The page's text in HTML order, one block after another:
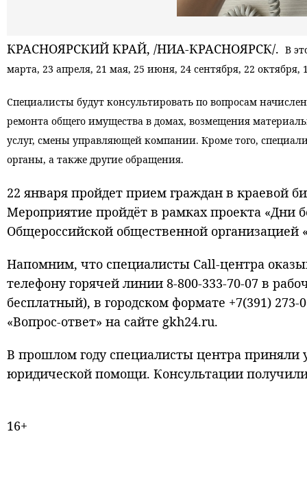
КРАСНОЯРСКИЙ КРАЙ, /НИА-КРАСНОЯРСК/. В
марта, 23 апреля, 21 мая, 25 июня, 24 сентября, 22 октября,
Специалисты будут консультировать по вопросам
ремонта общего имущества в домах, возмещения
услуг, смены управляющей компании. Кроме того,
органы, а также другие обращения.
22 января пройдет прием граждан в краевой
Мероприятие пройдёт в рамках проекта «Дни
Общероссийской общественной организацией
Напомним, что специалисты Call-центра
телефону горячей линии 8-800-333-70-07 в
бесплатный), в городском формате +7(391)
«Вопрос-ответ» на сайте gkh24.ru.
В прошлом году специалисты центра приняли
юридической помощи. Консультации
16+